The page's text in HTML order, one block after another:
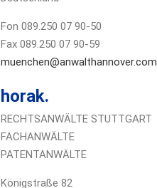
Fon 089.250 07 90-50
Fax 089.250 07 90-59
muenchen@anwalthannover.com
horak.
RECHTSANWÄLTE STUTTGART
FACHANWÄLTE
PATENTANWÄLTE
Königstraße 82